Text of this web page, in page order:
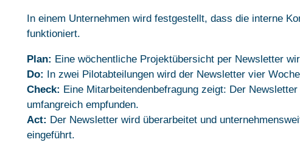
In einem Unternehmen wird festgestellt, dass die interne
funktioniert.
Plan: Eine wöchentliche Projektübersicht per Newsletter
Do:
In zwei Pilotabteilungen wird der Newsletter vier
Check: Eine Mitarbeitendenbefragung zeigt: Der
umfangreich empfunden.
Act: Der Newsletter wird überarbeitet und
eingeführt.